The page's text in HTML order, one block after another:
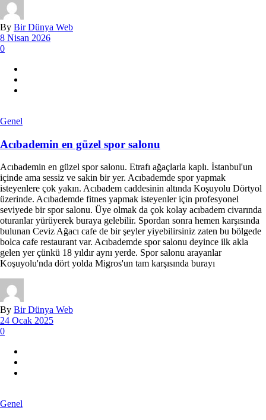
By Bir Dünya Web
8 Nisan 2026
0
Genel
Acıbademin en güzel spor salonu
Acıbademin en güzel spor salonu. Etrafı ağaçlarla kaplı. İstanbul'un
içinde ama sessiz ve sakin bir yer. Acıbademde spor yapmak
isteyenlere çok yakın. Acıbadem caddesinin altında Koşuyolu Dörtyol
üzerinde. Acıbademde fitnes yapmak isteyenler için profesyonel
seviyede bir spor salonu. Üye olmak da çok kolay acıbadem civarında
oturanlar yürüyerek buraya gelebilir. Spordan sonra hemen karşısında
bulunan Ceviz Ağacı cafe de bir şeyler yiyebilirsiniz zaten bu bölgede
bolca cafe restaurant var. Acıbademde spor salonu deyince ilk akla
gelen yer çünkü 18 yıldır aynı yerde. Spor salonu arayanlar
Koşuyolu'nda dört yolda Migros'un tam karşısında burayı
By Bir Dünya Web
24 Ocak 2025
0
Genel